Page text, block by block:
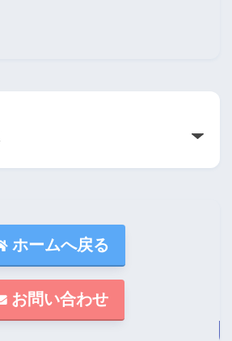
ホームへ戻る
お問い合わせ